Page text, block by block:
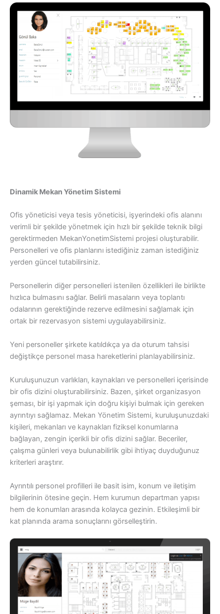
Dinamik Mekan Yönetim Sistemi
Ofis yöneticisi veya tesis yöneticisi, işyerindeki ofis alanını
verimli bir şekilde yönetmek için hızlı bir şekilde teknik bilgi
gerektirmeden MekanYonetimSistemi projesi oluşturabilir.
Personelleri ve ofis planlarını istediğiniz zaman istediğiniz
yerden güncel tutabilirsiniz.
Personellerin diğer personelleri istenilen özellikleri ile birlikte
hızlıca bulmasını sağlar. Belirli masaların veya toplantı
odalarının gerektiğinde rezerve edilmesini sağlamak için
ortak bir rezervasyon sistemi uygulayabilirsiniz.
Yeni personeller şirkete katıldıkça ya da oturum tahsisi
değiştikçe personel masa hareketlerini planlayabilirsiniz.
Kuruluşunuzun varlıkları, kaynakları ve personelleri içerisinde
bir ofis dizini oluşturabilirsiniz. Bazen, şirket organizasyon
şeması, bir işi yapmak için doğru kişiyi bulmak için gereken
ayrıntıyı sağlamaz. Mekan Yönetim Sistemi, kuruluşunuzdaki
kişileri, mekanları ve kaynakları fiziksel konumlarına
bağlayan, zengin içerikli bir ofis dizini sağlar. Beceriler,
çalışma günleri veya bulunabilirlik gibi ihtiyaç duyduğunuz
kriterleri araştırır.
Ayrıntılı personel profilleri ile basit isim, konum ve iletişim
bilgilerinin ötesine geçin. Hem kurumun departman yapısı
hem de konumları arasında kolayca gezinin. Etkileşimli bir
kat planında arama sonuçlarını görselleştirin.